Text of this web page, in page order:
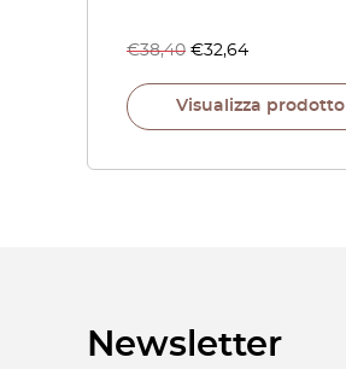
€38,40 €32,64
Visualizza prodotto
Newsletter